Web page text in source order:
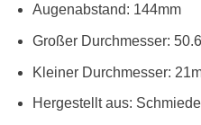
Augenabstand: 144mm
Großer Durchmesser:
Kleiner Durchmesser:
Hergestellt aus: